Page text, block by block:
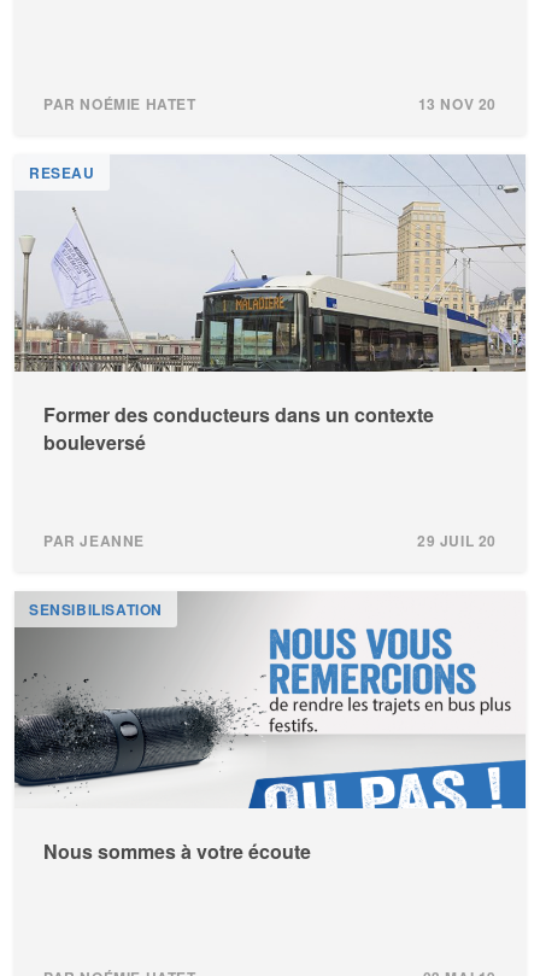
PAR NOÉMIE HATET 13 NOV 20
RESEAU
Former des conducteurs dans un contexte
bouleversé
PAR JEANNE 29 JUIL 20
SENSIBILISATION
Nous sommes à votre écoute